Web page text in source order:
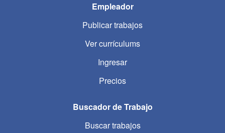
Empleador
Publicar trabajos
Ver currículums
Ingresar
Precios
Buscador de Trabajo
Buscar trabajos